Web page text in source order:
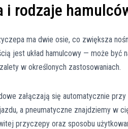
i rodzaje
ma dwie osie, co zwiększa
jest układ hamulcowy — może być
w określonych zastosowaniach.
załączają się automatycznie
a pneumatyczne znajdziemy w
przyczepy oraz sposobu